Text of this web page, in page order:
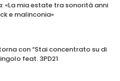
«La mia estate tra sonorità anni
e malinconia»
con “Stai concentrato su di
feat. 3PD21